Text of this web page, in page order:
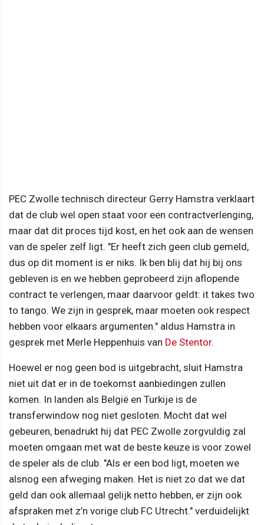
PEC Zwolle technisch directeur Gerry Hamstra verklaart
dat de club wel open staat voor een contractverlenging,
maar dat dit proces tijd kost, en het ook aan de wensen
van de speler zelf ligt. "Er heeft zich geen club gemeld,
dus op dit moment is er niks. Ik ben blij dat hij bij ons
gebleven is en we hebben geprobeerd zijn aflopende
contract te verlengen, maar daarvoor geldt: it takes two
to tango. We zijn in gesprek, maar moeten ook respect
hebben voor elkaars argumenten." aldus Hamstra in
gesprek met Merle Heppenhuis van De Stentor.
Hoewel er nog geen bod is uitgebracht, sluit Hamstra
niet uit dat er in de toekomst aanbiedingen zullen
komen. In landen als België en Turkije is de
transferwindow nog niet gesloten. Mocht dat wel
gebeuren, benadrukt hij dat PEC Zwolle zorgvuldig zal
moeten omgaan met wat de beste keuze is voor zowel
de speler als de club. "Als er een bod ligt, moeten we
alsnog een afweging maken. Het is niet zo dat we dat
geld dan ook allemaal gelijk netto hebben, er zijn ook
afspraken met z’n vorige club FC Utrecht." verduidelijkt